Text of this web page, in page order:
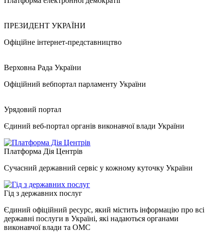
ПРЕЗИДЕНТ УКРАЇНИ
Офіційне інтернет-представництво
Верховна Рада України
Офіційний вебпортал парламенту України
Урядовий портал
Єдиний веб-портал органів виконавчої влади України
Платформа Дія Центрів
Сучасний державний сервіс у кожному куточку України
Гід з державних послуг
Єдиний офіційний ресурс, який містить інформацію про всі
державні послуги в Україні, які надаються органами
виконавчої влади та ОМС